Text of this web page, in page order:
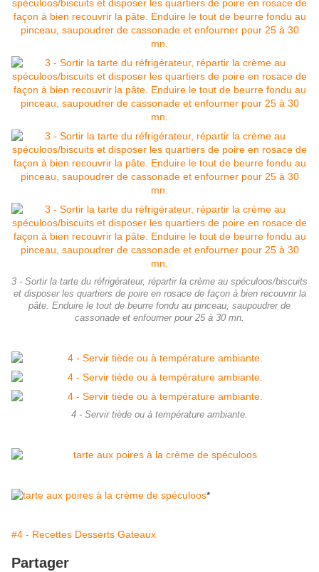
3 - Sortir la tarte du réfrigérateur, répartir la crème au spéculoos/biscuits
et disposer les quartiers de poire en rosace de façon à bien recouvrir la
pâte. Enduire le tout de beurre fondu au pinceau, saupoudrer de
cassonade et enfourner pour 25 à 30 mn.
4 - Servir tiède ou à température ambiante.
*
#4 - Recettes Desserts Gateaux
Partager